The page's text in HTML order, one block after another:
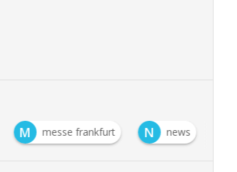
M messe frankfurt N news